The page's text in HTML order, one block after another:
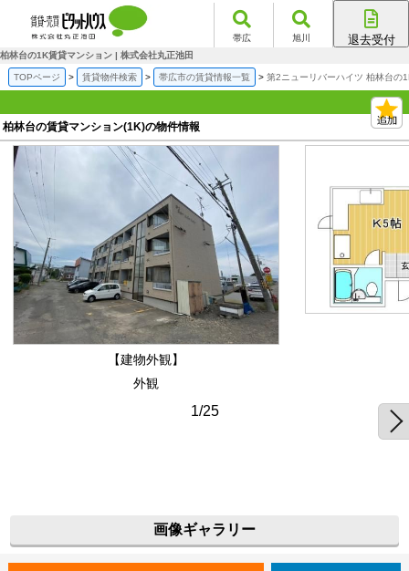
帯広 旭川 退去受付
柏林台の1K賃貸マンション | 株式会社丸正池田
TOPページ 賃貸物件検索 帯広市の賃貸情報一覧 第2ニューリバーハイツ 柏林台の
柏林台の賃貸マンション(1K)の物件情報
【建物外観】
外観
1/25
画像ギャラリー